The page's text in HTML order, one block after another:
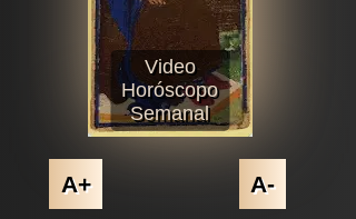
Video
Horóscopo
Semanal
A+ A-